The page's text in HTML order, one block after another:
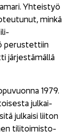
Yh­teis­työ
minkä
pe­rus­tet­tiin
jär­jes­tä­mäl­lä
1979.
jul­kai­
jul­kai­si lii­ton
ti­li­toi­mis­to­